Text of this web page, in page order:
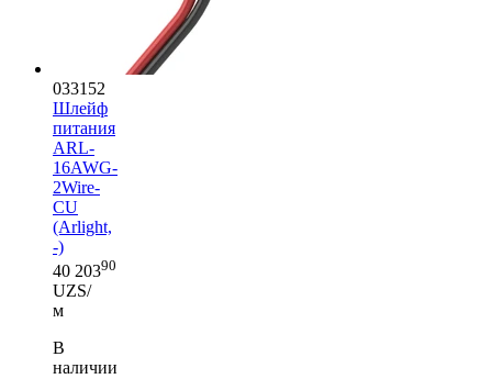
033152
Шлейф
питания
ARL-
16AWG-
2Wire-
CU
(Arlight,
-)
40 20390
UZS/
м
В
наличии